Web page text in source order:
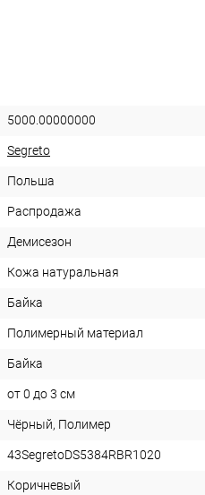
5000.00000000
Segreto
Польша
Распродажа
Демисезон
Кожа натуральная
Байка
Полимерный материал
Байка
от 0 до 3 см
Чёрный, Полимер
43SegretoDS5384RBR1020
Коричневый